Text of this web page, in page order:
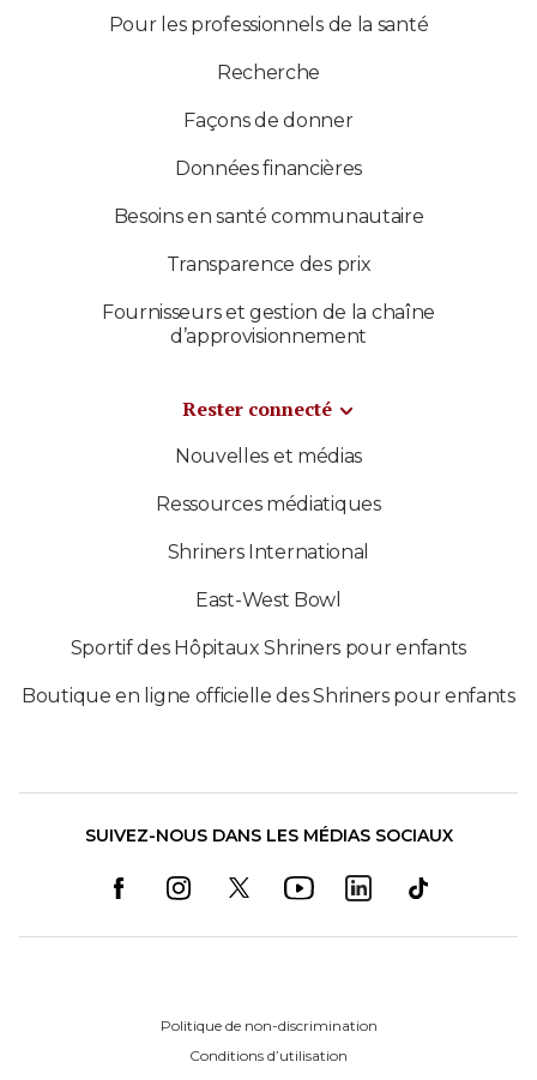
Pour les professionnels de la santé
Recherche
Façons de donner
Données financières
Besoins en santé communautaire
Transparence des prix
Fournisseurs et gestion de la chaîne
d’approvisionnement
Rester connecté
Nouvelles et médias
Ressources médiatiques
Shriners International
East-West Bowl
Sportif des Hôpitaux Shriners pour enfants
Boutique en ligne officielle des Shriners pour enfants
SUIVEZ-NOUS DANS LES MÉDIAS SOCIAUX
Politique de non-discrimination
Conditions d’utilisation